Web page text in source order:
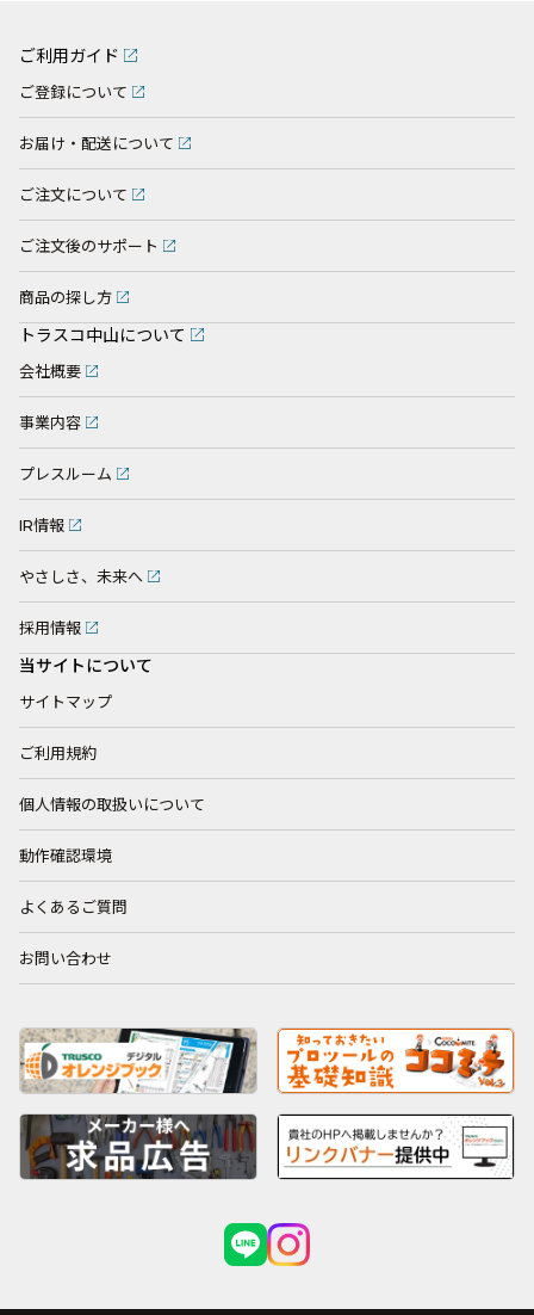
ご利用ガイド
ご登録について
お届け・配送について
ご注文について
ご注文後のサポート
商品の探し方
トラスコ中山について
会社概要
事業内容
プレスルーム
IR情報
やさしさ、未来へ
採用情報
当サイトについて
サイトマップ
ご利用規約
個人情報の取扱いについて
動作確認環境
よくあるご質問
お問い合わせ